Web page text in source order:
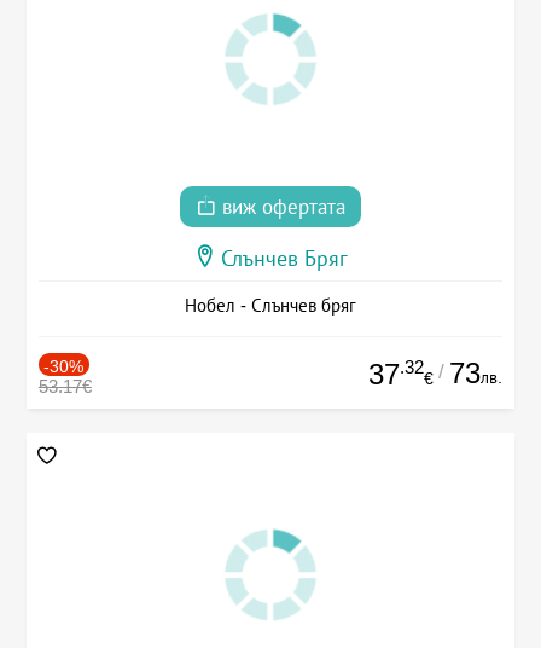
виж офертата
Слънчев Бряг
Нобел - Слънчев бряг
-30%
53.17€ 37.32
€ / 73лв.